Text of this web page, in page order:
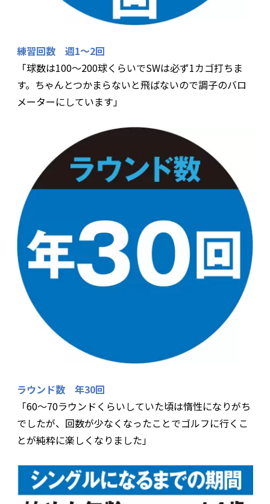
練習回数 週1〜2回
「球数は100〜200球くらいでSWは必ず1カゴ打ちま
す。ちゃんとつかまらないと飛ばないので調子のバロ
メーターにしています」
ラウンド数 年30回
「60〜70ラウンドくらいしていた頃は惰性になりがち
でしたが、回数が少なくなったことでゴルフに行くこ
とが純粋に楽しくなりました」